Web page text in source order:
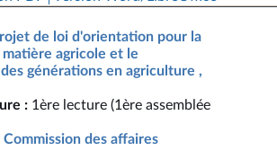
de loi d'orientation pour la
agricole et le
générations en agriculture ,
: 1ère lecture (1ère assemblée
Commission des affaires